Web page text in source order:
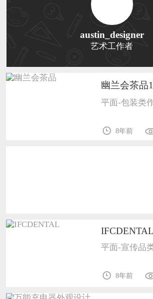
恭喜138****8638用户作品
恭喜133****9020用户作品
恭喜136****9807用户作品
恭喜159****4930用户作品
恭喜150****6483用户作品
austin_designer
艺术工作者
幽兰会茶品
平面-包装类
8年前
平面-宣传品
8年前